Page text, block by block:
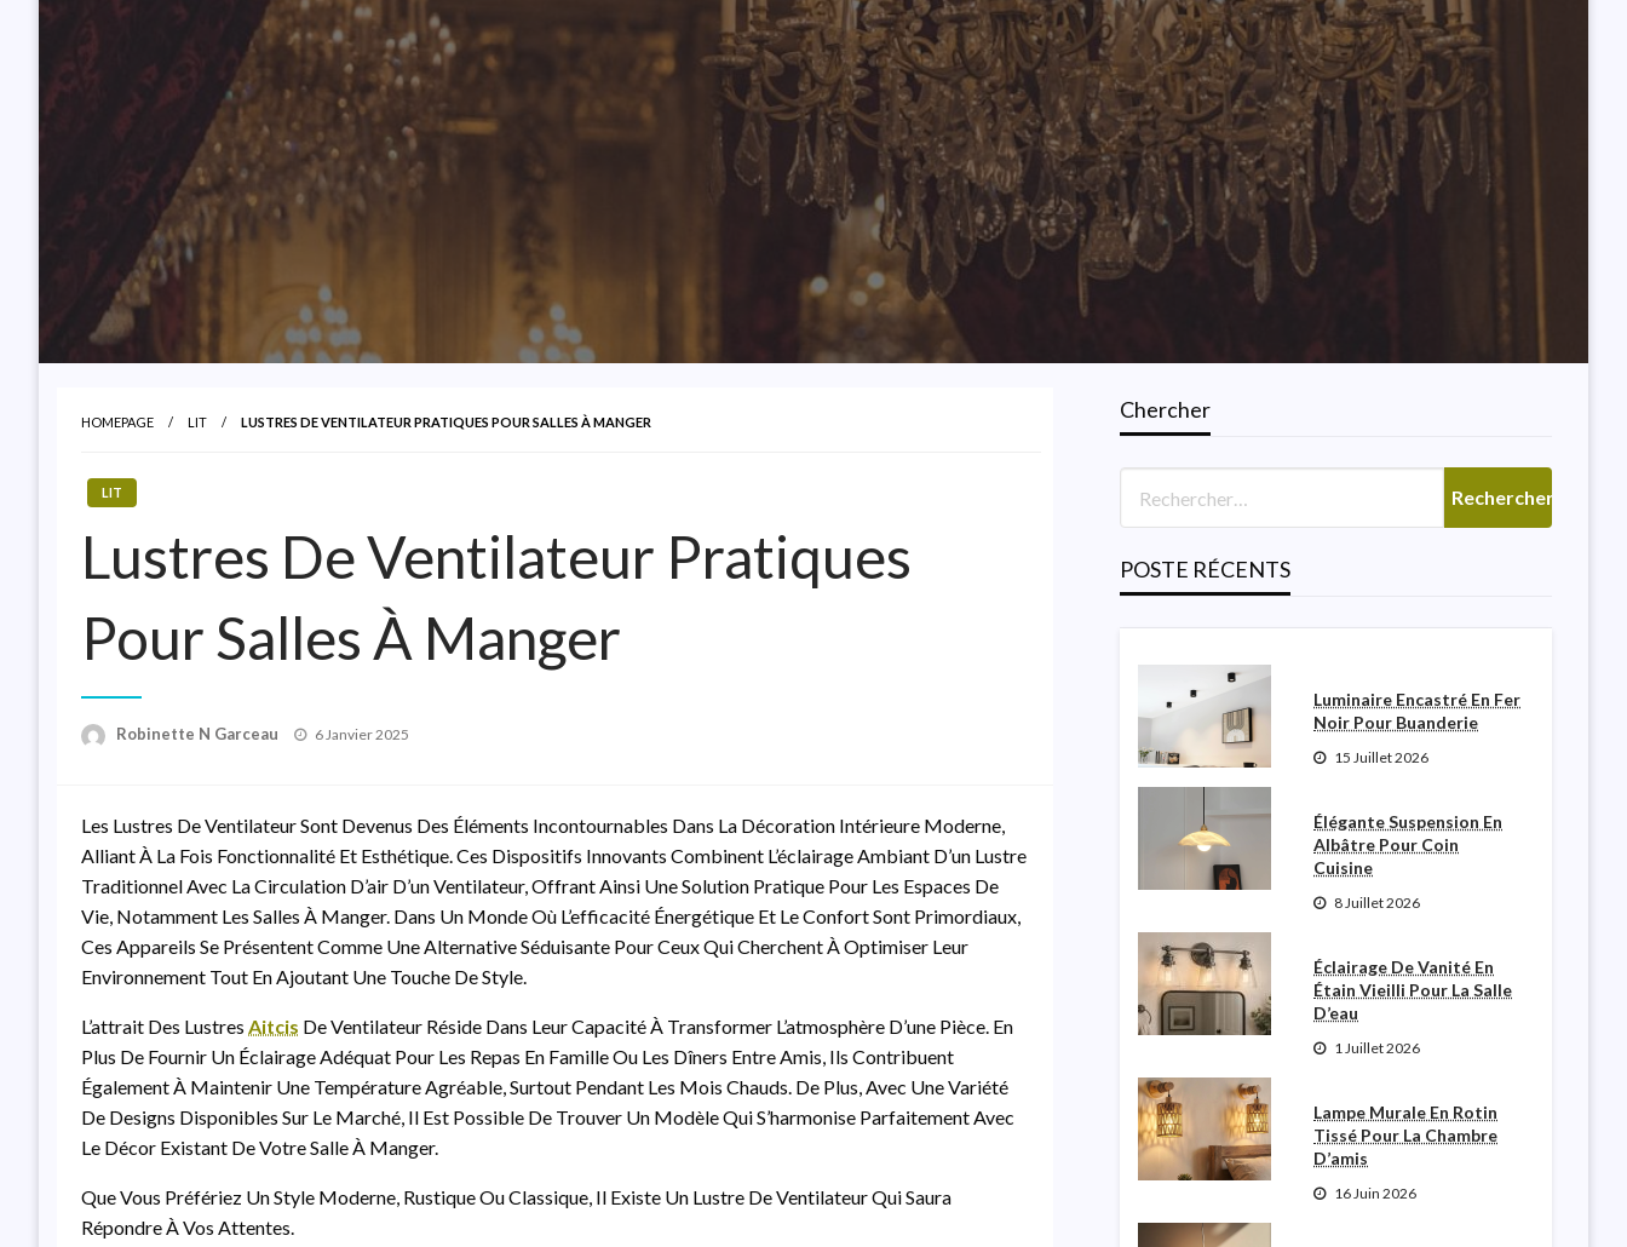
HOMEPAGE LIT LUSTRES DE VENTILATEUR PRATIQUES POUR SALLES À MANGER
LIT
Lustres De Ventilateur Pratiques
Pour Salles À Manger
Robinette N Garceau
Posted
6 Janvier 2025
Les Lustres De Ventilateur Sont Devenus Des Éléments Incontournables Dans La Décoration Intérieure Moderne,
Alliant À La Fois Fonctionnalité Et Esthétique. Ces Dispositifs Innovants Combinent L’éclairage Ambiant D’un Lustre
Traditionnel Avec La Circulation D’air D’un Ventilateur, Offrant Ainsi Une Solution Pratique Pour Les Espaces De
Vie, Notamment Les Salles À Manger. Dans Un Monde Où L’efficacité Énergétique Et Le Confort Sont Primordiaux,
Ces Appareils Se Présentent Comme Une Alternative Séduisante Pour Ceux Qui Cherchent À Optimiser Leur
Environnement Tout En Ajoutant Une Touche De Style.
L’attrait Des Lustres Aitcis De Ventilateur Réside Dans Leur Capacité À Transformer L’atmosphère D’une Pièce. En
Plus De Fournir Un Éclairage Adéquat Pour Les Repas En Famille Ou Les Dîners Entre Amis, Ils Contribuent
Également À Maintenir Une Température Agréable, Surtout Pendant Les Mois Chauds. De Plus, Avec Une Variété
De Designs Disponibles Sur Le Marché, Il Est Possible De Trouver Un Modèle Qui S’harmonise Parfaitement Avec
Le Décor Existant De Votre Salle À Manger.
Que Vous Préfériez Un Style Moderne, Rustique Ou Classique, Il Existe Un Lustre De Ventilateur Qui Saura
Répondre À Vos Attentes.
Chercher
POSTE RÉCENTS
SALLE DE BAINS
Lumière De Vanité
Moderne Italienne Pour La
Salle De Poudre
Robinette N Garceau
Luminaire Encastré En Fer
Noir Pour Buanderie
15 Juillet 2026
Élégante Suspension En
Albâtre Pour Coin
Cuisine
8 Juillet 2026
Éclairage De Vanité En
Étain Vieilli Pour La Salle
D’eau
1 Juillet 2026
Lampe Murale En Rotin
Tissé Pour La Chambre
D’amis
16 Juin 2026